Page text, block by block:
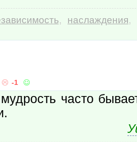
, наслаждения,
-1
часто